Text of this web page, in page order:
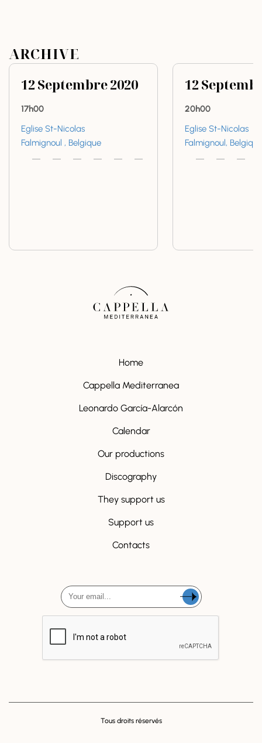
ARCHIVE
12 Septembre2020
17h00
Eglise St-Nicolas
Falmignoul , Belgique
12
20h00
Eglise St-Nicolas
Falmignoul, Belgique
Home
Cappella Mediterranea
Leonardo García-Alarcón
Calendar
Our productions
Discography
They support us
Support us
Contacts
Tous droits réservés